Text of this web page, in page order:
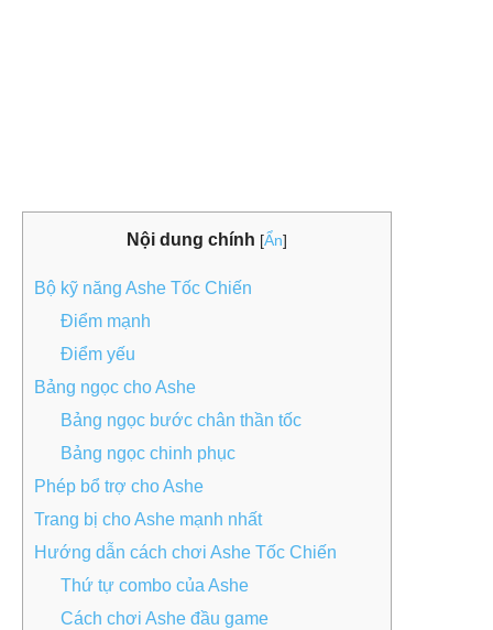
Nội dung chính [Ẩn]
Bộ kỹ năng Ashe Tốc Chiến
Điểm mạnh
Điểm yếu
Bảng ngọc cho Ashe
Bảng ngọc bước chân thần tốc
Bảng ngọc chinh phục
Phép bổ trợ cho Ashe
Trang bị cho Ashe mạnh nhất
Hướng dẫn cách chơi Ashe Tốc Chiến
Thứ tự combo của Ashe
Cách chơi Ashe đầu game